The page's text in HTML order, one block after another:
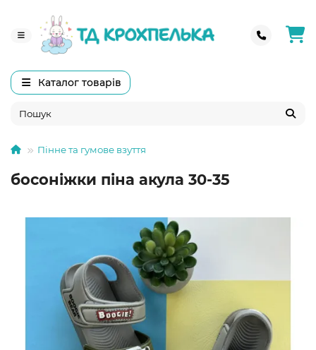
Каталог товарів
Пінне та гумове взуття
босоніжки піна акула 30-35